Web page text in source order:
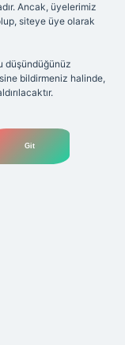
Ancak, üyelerimiz
siteye üye olarak
düşündüğünüz
bildirmeniz halinde,